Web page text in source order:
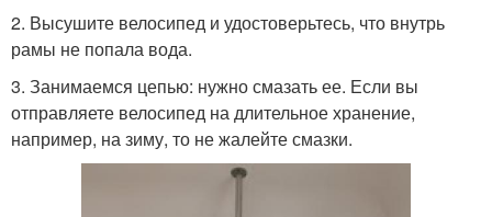
2. Высушите велосипед и удостоверьтесь, что внутрь
рамы не попала вода.
3. Занимаемся цепью: нужно смазать ее. Если вы
отправляете велосипед на длительное хранение,
например, на зиму, то не жалейте смазки.